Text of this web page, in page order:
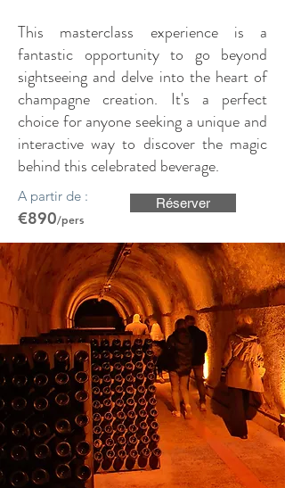
This masterclass experience is a
fantastic opportunity to go beyond
sightseeing and delve into the heart of
champagne creation. It's a perfect
choice for anyone seeking a unique and
interactive way to discover the magic
behind this celebrated beverage.
A partir de :
€890/pers
Réserver